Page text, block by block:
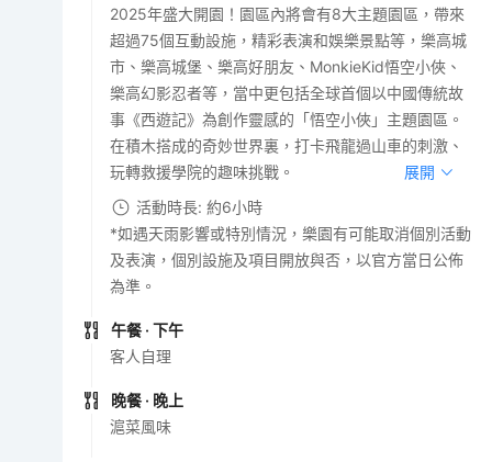
2025年盛大開園！園區內將會有8大主題園區，帶來
超過75個互動設施，精彩表演和娛樂景點等，樂高城
市、樂高城堡、樂高好朋友、MonkieKid悟空小俠、
樂高幻影忍者等，當中更包括全球首個以中國傳統故
事《西遊記》為創作靈感的「悟空小俠」主題園區。
在積木搭成的奇妙世界裏，打卡飛龍過山車的刺激、
玩轉救援學院的趣味挑戰。
展開
活動時長: 約6小時
*如遇天雨影響或特別情況，樂園有可能取消個別活動
及表演，個別設施及項目開放與否，以官方當日公佈
為準。
午餐 · 下午
客人自理
晚餐 · 晚上
滬菜風味